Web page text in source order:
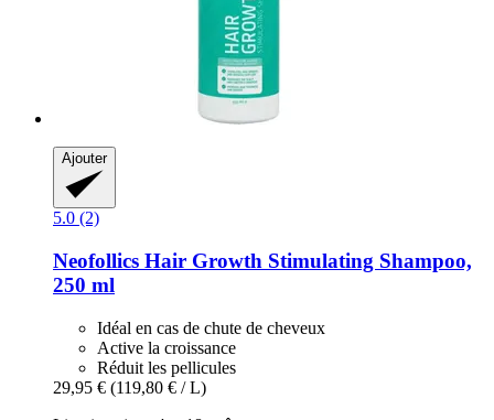
Ajouter
5.0 (2)
Neofollics Hair Growth Stimulating Shampoo,
250 ml
Idéal en cas de chute de cheveux
Active la croissance
Réduit les pellicules
29,95 € (119,80 € / L)